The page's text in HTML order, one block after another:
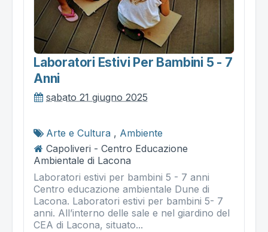
Laboratori Estivi Per Bambini 5 - 7
Anni
sabato 21 giugno 2025
Arte e Cultura , Ambiente
Capoliveri - Centro Educazione
Ambientale di Lacona
Laboratori estivi per bambini 5 - 7 anni
Centro educazione ambientale Dune di
Lacona. Laboratori estivi per bambini 5- 7
anni. All’interno delle sale e nel giardino del
CEA di Lacona, situato...